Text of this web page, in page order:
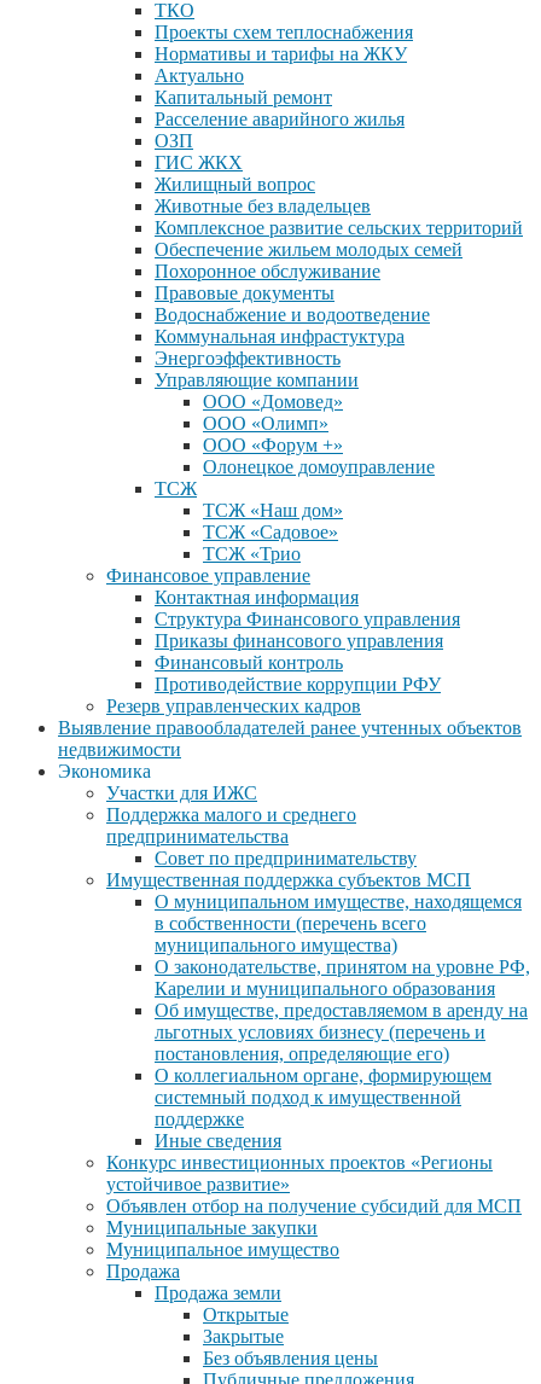
ТКО
Проекты схем теплоснабжения
Нормативы и тарифы на ЖКУ
Актуально
Капитальный ремонт
Расселение аварийного жилья
ОЗП
ГИС ЖКХ
Жилищный вопрос
Животные без владельцев
Комплексное развитие сельских территорий
Обеспечение жильем молодых семей
Похоронное обслуживание
Правовые документы
Водоснабжение и водоотведение
Коммунальная инфрастуктура
Энергоэффективность
Управляющие компании
ООО «Домовед»
ООО «Олимп»
ООО «Форум +»
Олонецкое домоуправление
ТСЖ
ТСЖ «Наш дом»
ТСЖ «Садовое»
ТСЖ «Трио
Финансовое управление
Контактная информация
Структура Финансового управления
Приказы финансового управления
Финансовый контроль
Противодействие коррупции РФУ
Резерв управленческих кадров
Выявление правообладателей ранее учтенных объектов
недвижимости
Экономика
Участки для ИЖС
Поддержка малого и среднего
предпринимательства
Совет по предпринимательству
Имущественная поддержка субъектов МСП
О муниципальном имуществе, находящемся
в собственности (перечень всего
муниципального имущества)
О законодательстве, принятом на уровне РФ,
Карелии и муниципального образования
Об имуществе, предоставляемом в аренду на
льготных условиях бизнесу (перечень и
постановления, определяющие его)
О коллегиальном органе, формирующем
системный подход к имущественной
поддержке
Иные сведения
Конкурс инвестиционных проектов «Регионы
устойчивое развитие»
Объявлен отбор на получение субсидий для МСП
Муниципальные закупки
Муниципальное имущество
Продажа
Продажа земли
Открытые
Закрытые
Без объявления цены
Публичные предложения